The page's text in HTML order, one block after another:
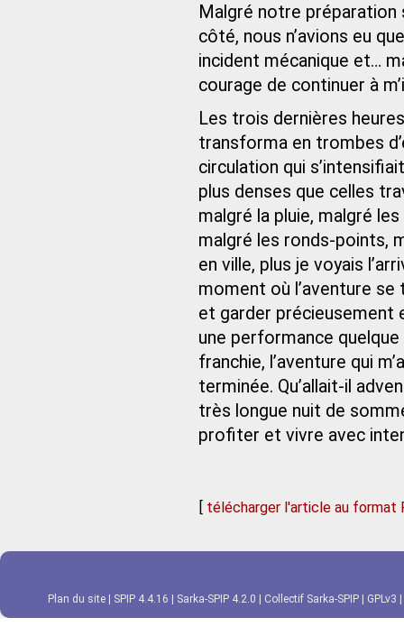
Malgré notre préparation
côté, nous n’avions eu
incident mécanique et…
courage de continuer à
Les trois dernières
transforma en trombes
circulation qui
plus denses que celles
malgré la pluie, malgré
malgré les ronds‑points,
en ville, plus je voyais
moment où l’aventure
et garder précieusement
une performance quelque
franchie, l’aventure qui
terminée. Qu’allait-il
très longue nuit de
profiter et vivre avec
[ télécharger l'article au format
Plan du site SPIP 4.4.16 Sarka-SPIP 4.2.0 Collectif Sarka-SPIP GPLv3